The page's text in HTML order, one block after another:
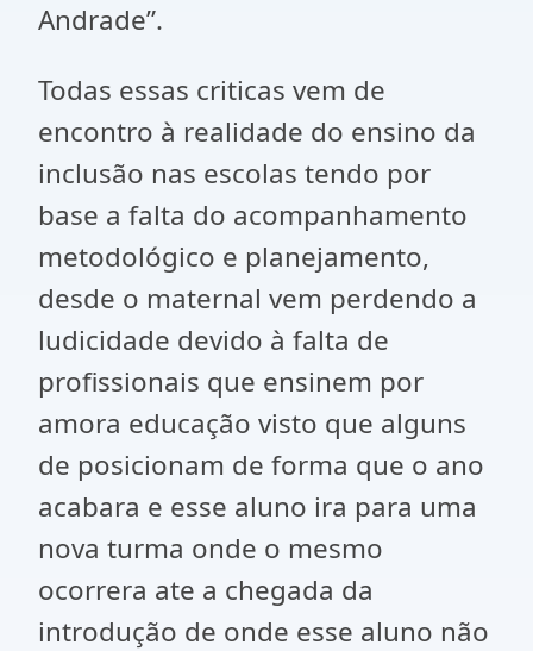
Andrade”.
Todas essas criticas vem de
encontro à realidade do ensino da
inclusão nas escolas tendo por
base a falta do acompanhamento
metodológico e planejamento,
desde o maternal vem perdendo a
ludicidade devido à falta de
profissionais que ensinem por
amora educação visto que alguns
de posicionam de forma que o ano
acabara e esse aluno ira para uma
nova turma onde o mesmo
ocorrera ate a chegada da
introdução de onde esse aluno não